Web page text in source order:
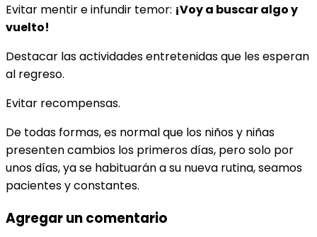
Evitar mentir e infundir temor: ¡Voy a buscar algo y
vuelto!
Destacar las actividades entretenidas que les esperan
al regreso.
Evitar recompensas.
De todas formas, es normal que los niños y niñas
presenten cambios los primeros días, pero solo por
unos días, ya se habituarán a su nueva rutina, seamos
pacientes y constantes.
Agregar un comentario